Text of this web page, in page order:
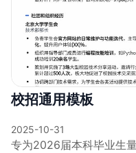
校招通用模板
2025-10-31
专为2026届本科毕业生